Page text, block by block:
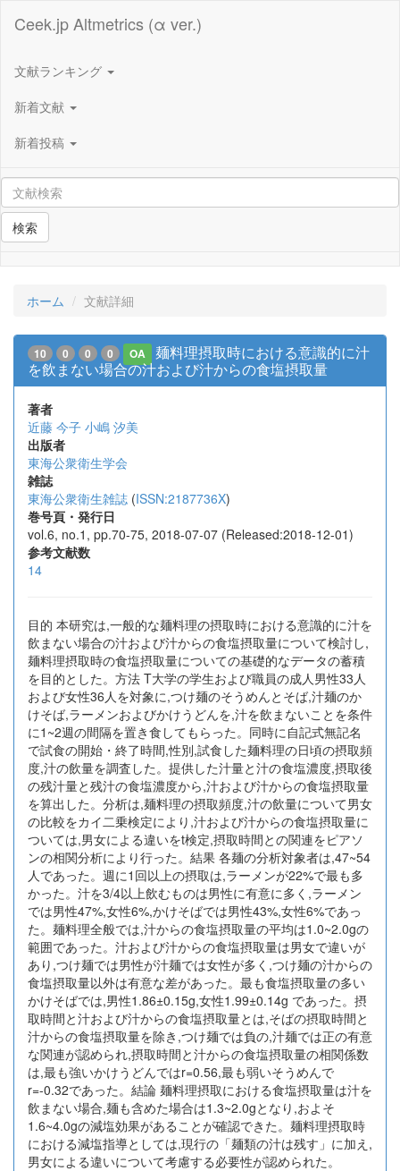
Ceek.jp Altmetrics (α ver.)
文献ランキング
新着文献
新着投稿
検索
ホーム 文献詳細
10 0 0 0 OA
麺料理摂取時における意識的に汁
を飲まない場合の汁および汁からの食塩摂取量
著者
近藤 今子 小嶋 汐美
出版者
東海公衆衛生学会
雑誌
東海公衆衛生雑誌 (ISSN:2187736X)
巻号頁・発行日
vol.6, no.1, pp.70-75, 2018-07-07 (Released:2018-12-01)
参考文献数
14
目的 本研究は,一般的な麺料理の摂取時における意識的に汁を
飲まない場合の汁および汁からの食塩摂取量について検討し,
麺料理摂取時の食塩摂取量についての基礎的なデータの蓄積
を目的とした。方法 T大学の学生および職員の成人男性33人
および女性36人を対象に,つけ麺のそうめんとそば,汁麺のか
けそば,ラーメンおよびかけうどんを,汁を飲まないことを条件
に1~2週の間隔を置き食してもらった。同時に自記式無記名
で試食の開始・終了時間,性別,試食した麺料理の日頃の摂取頻
度,汁の飲量を調査した。提供した汁量と汁の食塩濃度,摂取後
の残汁量と残汁の食塩濃度から,汁および汁からの食塩摂取量
を算出した。分析は,麺料理の摂取頻度,汁の飲量について男女
の比較をカイ二乗検定により,汁および汁からの食塩摂取量に
ついては,男女による違いをt検定,摂取時間との関連をピアソ
ンの相関分析により行った。結果 各麺の分析対象者は,47~54
人であった。週に1回以上の摂取は,ラーメンが22%で最も多
かった。汁を3/4以上飲むものは男性に有意に多く,ラーメン
では男性47%,女性6%,かけそばでは男性43%,女性6%であっ
た。麺料理全般では,汁からの食塩摂取量の平均は1.0~2.0gの
範囲であった。汁および汁からの食塩摂取量は男女で違いが
あり,つけ麺では男性が汁麺では女性が多く,つけ麺の汁からの
食塩摂取量以外は有意な差があった。最も食塩摂取量の多い
かけそばでは,男性1.86±0.15g,女性1.99±0.14g であった。摂
取時間と汁および汁からの食塩摂取量とは,そばの摂取時間と
汁からの食塩摂取量を除き,つけ麺では負の,汁麺では正の有意
な関連が認められ,摂取時間と汁からの食塩摂取量の相関係数
は,最も強いかけうどんではr=0.56,最も弱いそうめんで
r=-0.32であった。結論 麺料理摂取における食塩摂取量は汁を
飲まない場合,麺も含めた場合は1.3~2.0gとなり,およそ
1.6~4.0gの減塩効果があることが確認できた。麺料理摂取時
における減塩指導としては,現行の「麺類の汁は残す」に加え,
男女による違いについて考慮する必要性が認められた。